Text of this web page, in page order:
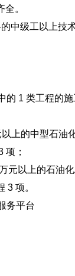
。
的中级工以上技
的 1 类工程的
以上的中型石油
项；
元以上的石油
3 项。
务平台